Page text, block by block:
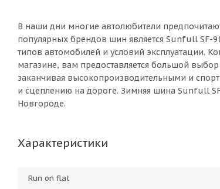
В наши дни многие автолюбители
популярных брендов шин является Sunfull SF-
типов автомобилей и условий эксплуатации.
магазине, вам предоставляется большой
заканчивая высокопроизводительными и
и сцеплению на дороге. Зимняя шина Sunfull
Новгороде.
Характеристики
Run on flat